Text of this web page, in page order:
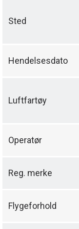
Sted
Hendelsesdato
Luftfartøy
Operatør
Reg. merke
Flygeforhold